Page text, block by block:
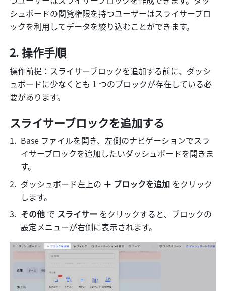
シュボードの閲覧権限を持つユーザーはスライサーブロ
ックを利用してデータを絞り込むことができます。
操作手順
操作前提：スライサーブロックを追加する前に、ダッシ
ュボードに少なくとも 1 つのブロックが存在している必
要があります。
スライサーブロックを追加する
Base ファイルを開き、左側のナビゲーションでスラ
イサーブロックを追加したいダッシュボードを開きま
す。
ダッシュボード左上の ＋ ブロックを追加 をクリック
します。
その他 で スライサー をクリックすると、ブロックの
設定メニューが右側に表示されます。